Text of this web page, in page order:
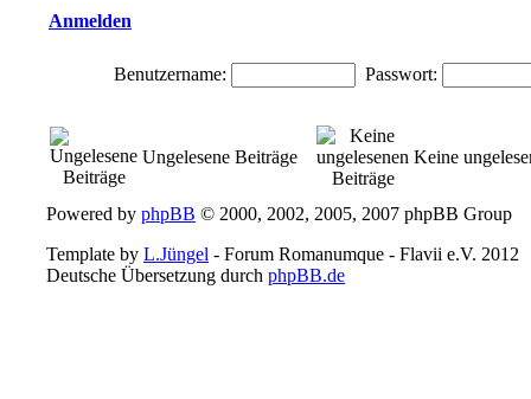
Anmelden
Benutzername: Passwort:
Ungelesene Beiträge Keine
Powered by phpBB © 2000, 2002, 2005, 2007 phpBB Group
Template by L.Jüngel - Forum Romanumque - Flavii e.V. 2012
Deutsche Übersetzung durch phpBB.de